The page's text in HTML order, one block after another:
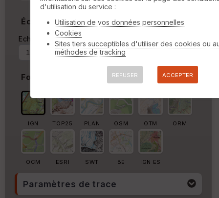
%
Échelle
Echelle actuelle : 1/15859
Fond de carte
IGN TOP25 PLAN OSM OTM ORM
OCM ESRI SWT BE IGN ES
Paramètres de trace
d'utilisation du service :
Utilisation de vos données personnelles
Cookies
Sites tiers succeptibles d'utiliser des cookies ou
méthodes de tracking
REFUSER ACCEPTER